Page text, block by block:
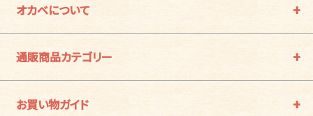
オカベについて
通販商品カテゴリー
お買い物ガイド